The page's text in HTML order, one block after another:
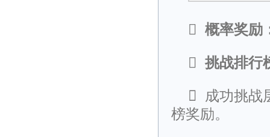
 概率奖励
 挑战排行

成功挑战
榜奖励。